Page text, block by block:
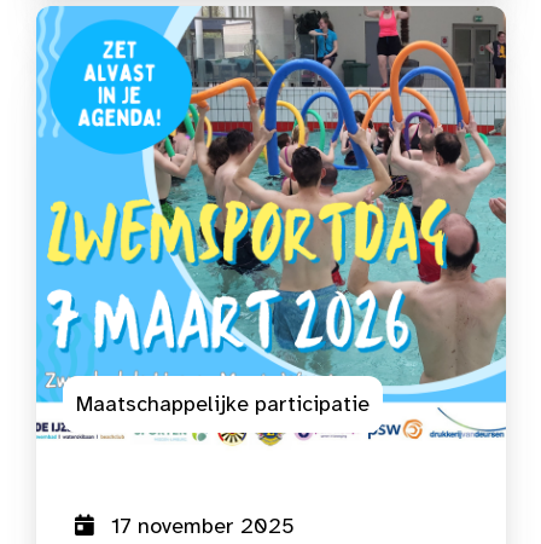
Maatschappelijke participatie
17 november 2025